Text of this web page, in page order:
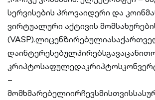
სერვისების პროვაიდერი და
ვირტუალური აქტივის
–